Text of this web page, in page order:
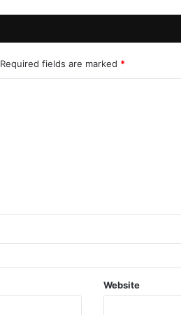
Required fields are marked *
Website